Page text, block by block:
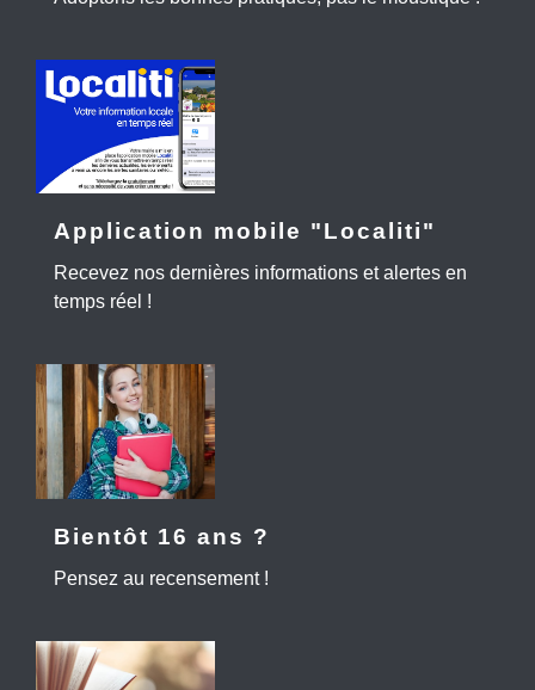
Application mobile "Localiti"
Recevez nos dernières informations et alertes en
temps réel !
Bientôt 16 ans ?
Pensez au recensement !